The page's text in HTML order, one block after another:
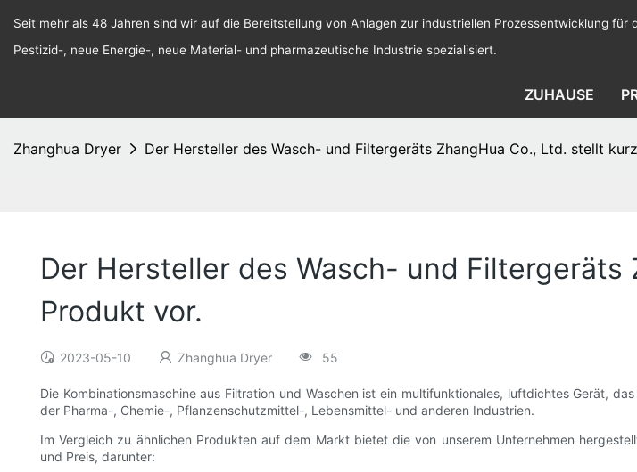
Seit mehr als 48 Jahren sind wir auf die Bereitstellung von Anlagen zur industriellen Prozessentwicklung für
Pestizid-, neue Energie-, neue Material- und pharmazeutische Industrie spezialisiert.
ZUHAUSE
Zhanghua Dryer Der Hersteller des Wasch- und Filtergeräts ZhangHua Co., Ltd. stellt
Der Hersteller des Wasch- und
Produkt vor.
2023-05-10 Zhanghua Dryer 55
Die Kombinationsmaschine aus Filtration und Waschen ist ein multifunktionales, luftdichtes Gerät,
der Pharma-, Chemie-, Pflanzenschutzmittel-, Lebensmittel- und anderen Industrien.
Im Vergleich zu ähnlichen Produkten auf dem Markt bietet die von unserem Unternehmen
und Preis, darunter: